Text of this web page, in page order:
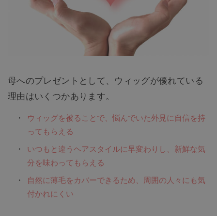
母へのプレゼントとして、ウィッグが優れている
理由はいくつかあります。
ウィッグを被ることで、悩んでいた外見に自信を持
ってもらえる
いつもと違うヘアスタイルに早変わりし、新鮮な気
分を味わってもらえる
自然に薄毛をカバーできるため、周囲の人々にも気
付かれにくい